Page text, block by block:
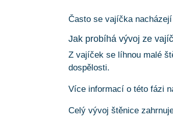
Často se vajíčka
Jak probíhá vývoj ze
Z vajíček se líhnou malé
dospělosti.
Více informací o této fázi
Celý vývoj štěnice